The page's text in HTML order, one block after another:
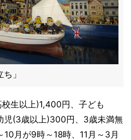
」
生以上)1,400円、子ども
児(3歳以上)300円、3歳未満無
月が9時～18時、11月～3月